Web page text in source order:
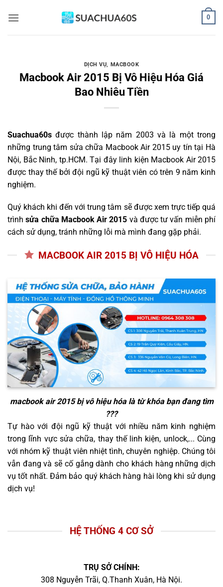
qua
0
DỊCH VỤ, MACBOOK
Macbook Air 2015 Bị Vô Hiệu Hóa Giá
Bao Nhiêu Tiền
Suachua60s được thành lập năm 2003 và là một trong
những trung tâm sửa chữa Macbook Air 2015 uy tín tại Hà
Nội, Bắc Ninh, tp.HCM. Tại đây linh kiện Macbook Air 2015
được thay thế bởi đội ngũ kỹ thuật viên có trên 9 năm kinh
nghiệm.
Quý khách khi đến với trung tâm sẽ được xem trực tiếp quá
trìnhsửa chữa Macbook Air 2015 và được tư vấn miễn phí
cách sử dụng, tránh những lỗi mà mình đang gặp phải.
MACBOOK AIR 2015 BỊ VÔ HIỆU HÓA
macbook air 2015 bị vô hiệu hóalà từ khóa bạn đang tìm
???
Tự hào với đội ngũ kỹ thuật với nhiều năm kinh nghiệm
trong lĩnh vực sửa chữa, thay thế linh kiện, unlock,... Cùng
với nhóm kỹ thuật viên nhiệt tình, chuyên nghiệp. Chúng tôi
vẫn đang và sẽ cố gắng dành cho khách hàng những dịch
vụ tốt nhất. Đảm bảo quý khách hàng hài lòng khi sử dụng
dịch vụ!
HỆ THỐNG 4 CƠ SỞ
TRỤ SỞ CHÍNH:
308 Nguyễn Trãi, Q.Thanh Xuân, Hà Nội.